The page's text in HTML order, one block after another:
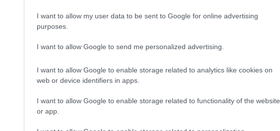
I want to allow my user data to be sent to Google for online advertising
purposes.
I want to allow Google to send me personalized advertising.
I want to allow Google to enable storage related to analytics like cookies on
web or device identifiers in apps.
I want to allow Google to enable storage related to functionality of the website
or app.
es változásokkal egyidőben az RTL-en is változások jönnek: bár a
nem feltűnő, de pünkösdhétfőtől már csak korábbi
alapján lehet következtetni.)
És ha ez még
helyére pedig A mi kis falunk korábbi részei jönnek.
nézői hétköznap este.